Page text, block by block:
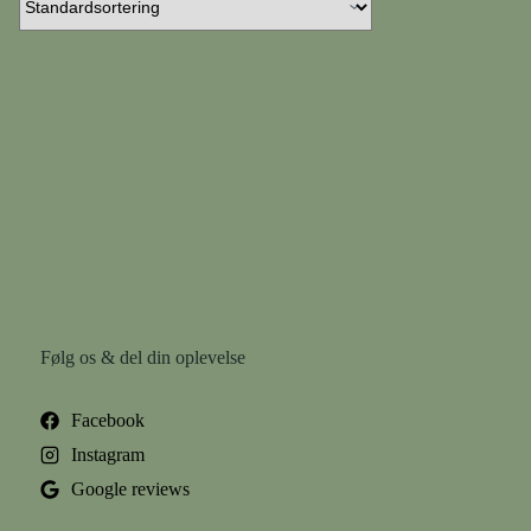
Følg os & del din oplevelse
Facebook
Instagram
Google reviews